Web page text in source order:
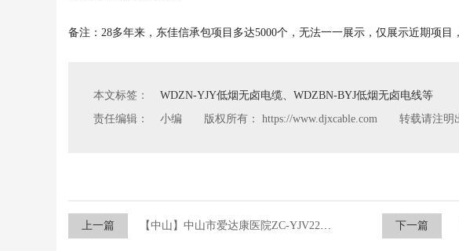
备注：28多年来，东佳信承包项目多达5000个，无法一一展示，仅展示近期项目
本文标签：
WDZN-YJY低烟无卤电缆、WDZBN-BYJ低烟无卤电线等
责任编辑：
小编 版权所有： https://www.djxcable.com 转载请注明
上一篇 【中山】中山市爱达康医院ZC-YJV22电力电缆采购项目 下一篇